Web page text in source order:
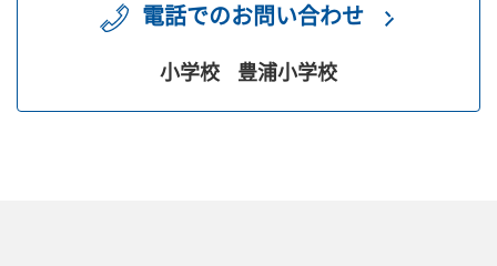
電話でのお問い合わせ
小学校 豊浦小学校